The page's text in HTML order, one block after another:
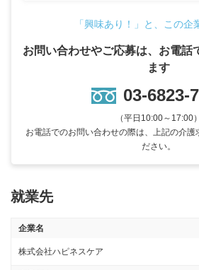
「興味あり！」と、この企
お問い合わせやご応募は、お電話
ます
03-6823-
（平日10:00～17:00）
お電話でのお問い合わせの際は、上記の介護
ださい。
就業先
企業名
株式会社ハピネスケア